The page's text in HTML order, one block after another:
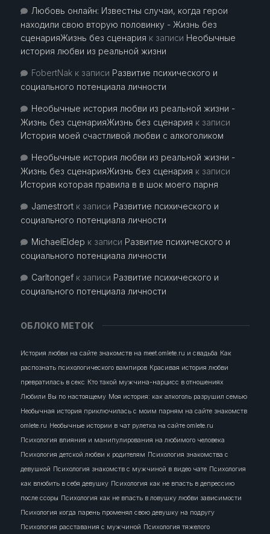
Любовь онлайн: Известны случаи, когда герои
находили свою вторую половинку - Жизнь без
сценарияЖизнь без сценария к записи Необычные
история любви из реальной жизни
FobertNakк записи Развитие психического и
социального потенциала личности
Необычные история любви из реальной жизни -
Жизнь без сценарияЖизнь без сценария к записи
История моей счастливой любви с алкоголиком
Необычные история любви из реальной жизни -
Жизнь без сценарияЖизнь без сценария к записи
История которая правила в в шок моего парня
Jamestrortк записи Развитие психического и
социального потенциала личности
MichaelEldep к записи Развитие психического и
социального потенциала личности
Carltongefк записи Развитие психического и
социального потенциала личности
ОБЛОКО МЕТОК
История любви на сайте знакомств на meet.omlete.ru и свадьба Как
распознать психологического вампиров Красивая история любви
превратилась в секс Кто такой мужчина-нарцисс в отношениях
Любили Вы по настоящему Моя история: как алкоголь разрушил семью
Необычная история приключилась с моим парням на сайте знакомств
omlete.ru Необычные истории в чат рулетка на сайте omlete.ru
Психология влияния и манипулирования на любимого человека
Психология детской любви к родителям Психология знакомства с
девушкой Психология знакомств с мужчиной в видео чате Психология
как влюбить в себя девушку Психология как не впасть в депрессию
после ссоры Психология как не впасть в ловушку любви зависимости
Психология когда парень променял свою девушку на подругу
Психология расставания с мужчиной Психология тяжелого